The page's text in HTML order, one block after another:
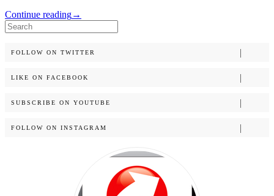
Continue reading→
Search
for:
FOLLOW ON TWITTER
LIKE ON FACEBOOK
SUBSCRIBE ON YOUTUBE
FOLLOW ON INSTAGRAM